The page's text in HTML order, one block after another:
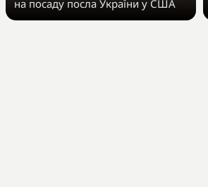
на посаду посла України у США